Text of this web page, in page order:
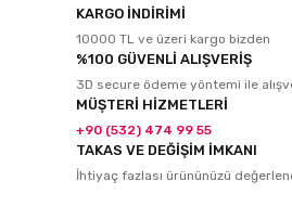
KARGO İNDİRİMİ
10000 TL ve üzeri kargo bizden
%100 GÜVENLİ ALIŞVERİŞ
3D secure ödeme yöntemi ile
MÜŞTERİ HİZMETLERİ
+90 (532) 474 99 55
TAKAS VE DEĞİŞİM İMKANI
İhtiyaç fazlası ürününüzü